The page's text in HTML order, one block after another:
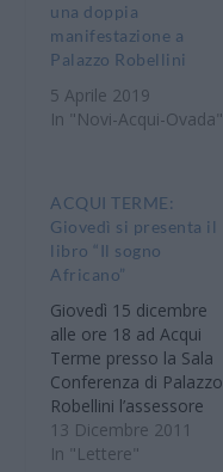
una doppia
manifestazione a
Palazzo Robellini
5 Aprile 2019
In "Novi-Acqui-Ovada"
ACQUI TERME:
Giovedì si presenta il
libro “Il sogno
Africano”
Giovedì 15 dicembre
alle ore 18 ad Acqui
Terme presso la Sala
Conferenza di Palazzo
Robellini l’assessore
alla cultura Carlo
Sburlati presenterà il
13 Dicembre 2011
In "Lettere"